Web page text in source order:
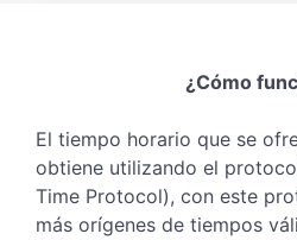
¿Cómo
El tiempo horario que se
obtiene utilizando el
Time Protocol), con este
más orígenes de tiempos